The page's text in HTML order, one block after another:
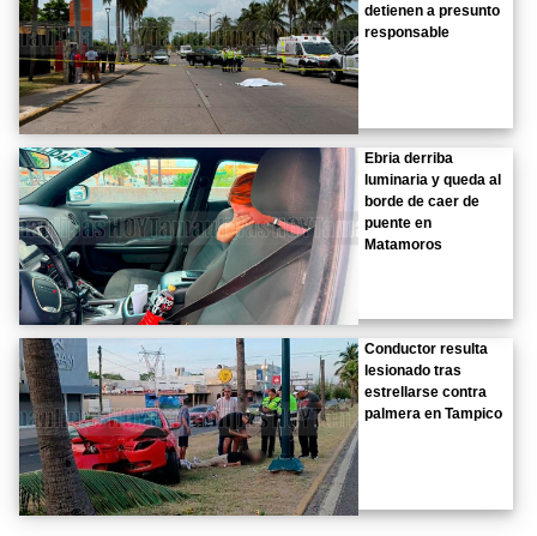
detienen a presunto
responsable
Ebria derriba
luminaria y queda al
borde de caer de
puente en
Matamoros
Conductor resulta
lesionado tras
estrellarse contra
palmera en Tampico